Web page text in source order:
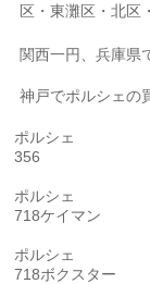
区・東灘区・北区
関西一円、兵庫県
神戸でポルシェの
ポルシェ
356
ポルシェ
718ケイマン
ポルシェ
718ボクスター